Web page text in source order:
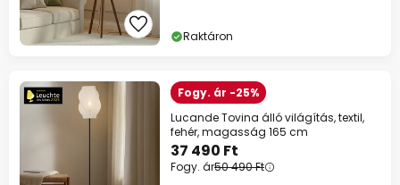
Raktáron
Fogy. ár -25%
Lucande Tovina álló világítás, textil,
fehér, magasság 165 cm
37 490 Ft
Fogy. ár50 490 Ft